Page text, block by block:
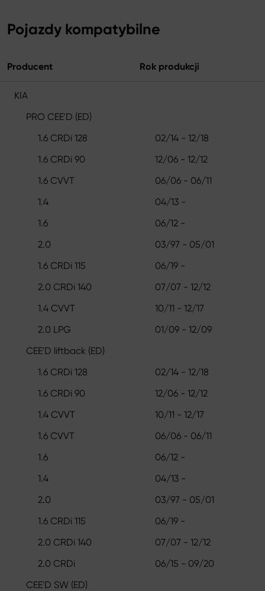
Pojazdy kompatybilne
Producent Rok produkcji
KIA
PRO CEE'D (ED)
1.6 CRDi 128
02/14 - 12/18
1.6 CRDi 90
12/06 - 12/12
1.6 CVVT
06/06 - 06/11
1.4
04/13 -
1.6
06/12 -
2.0
03/97 - 05/01
1.6 CRDi 115
06/19 -
2.0 CRDi 140
07/07 - 12/12
1.4 CVVT
10/11 - 12/17
2.0 LPG
01/09 - 12/09
CEE'D liftback (ED)
1.6 CRDi 128
02/14 - 12/18
1.6 CRDi 90
12/06 - 12/12
1.4 CVVT
10/11 - 12/17
1.6 CVVT
06/06 - 06/11
1.6
06/12 -
1.4
04/13 -
2.0
03/97 - 05/01
1.6 CRDi 115
06/19 -
2.0 CRDi 140
07/07 - 12/12
2.0 CRDi
06/15 - 09/20
CEE'D SW (ED)